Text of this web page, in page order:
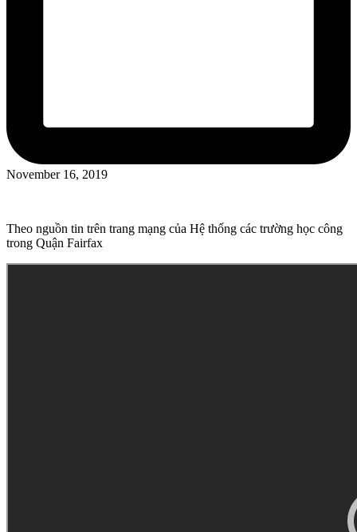
November 16, 2019
Theo nguồn tin trên trang mạng của Hệ thống các trường học công
trong Quận Fairfax